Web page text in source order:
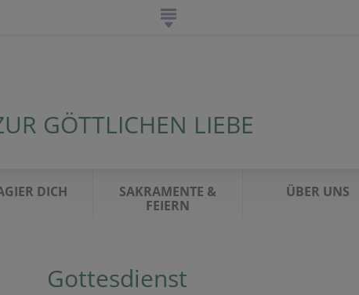
GÖTTLICHEN LIEBE
DICH
SAKRAMENTE &
FEIERN
ÜBER UNS
Gottesdienst